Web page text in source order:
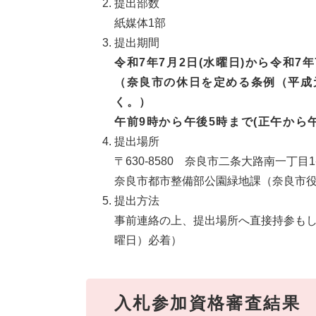
提出部数
紙媒体1部
提出期間
令和7年7月2日(水曜日)から令和7
（奈良市の休日を定める条例（平
く。）
午前9時から午後5時まで(正午から
提出場所
〒630-8580 奈良市二条大路南一丁目
奈良市都市整備部公園緑地課（奈良市
提出方法
事前連絡の上、提出場所へ直接持参も
曜日）必着）
入札参加資格審査結果